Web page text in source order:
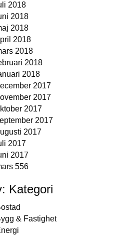
2018
2018
2018
2018
2018
2018
2018
2017
2017
2017
2017
2017
2017
2017
556
Kategori
& Fastighet